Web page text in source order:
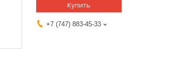
Купить
+7 (747) 883-45-33